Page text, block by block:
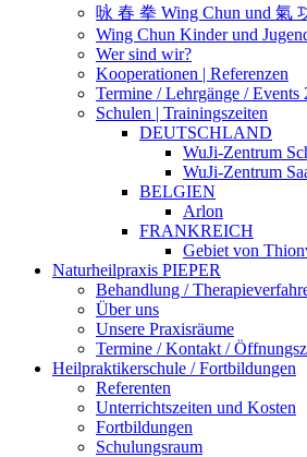
咏 春 拳 Wing Chun und 氣
Wing Chun Kinder und
Wer sind wir?
Kooperationen | Referenzen
Termine / Lehrgänge / Events
Schulen | Trainingszeiten
DEUTSCHLAND
WuJi-Zentrum
WuJi-Zentrum
BELGIEN
Arlon
FRANKREICH
Gebiet von
Naturheilpraxis PIEPER
Behandlung /
Über uns
Unsere Praxisräume
Termine / Kontakt /
Heilpraktikerschule / Fortbildungen
Referenten
Unterrichtszeiten und Kosten
Fortbildungen
Schulungsraum